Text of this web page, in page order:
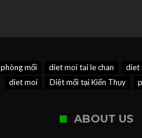
phòng mối diet moi tai le chan diet
diet moi
Diệt mối tại Kiến Thụy
ABOUT US